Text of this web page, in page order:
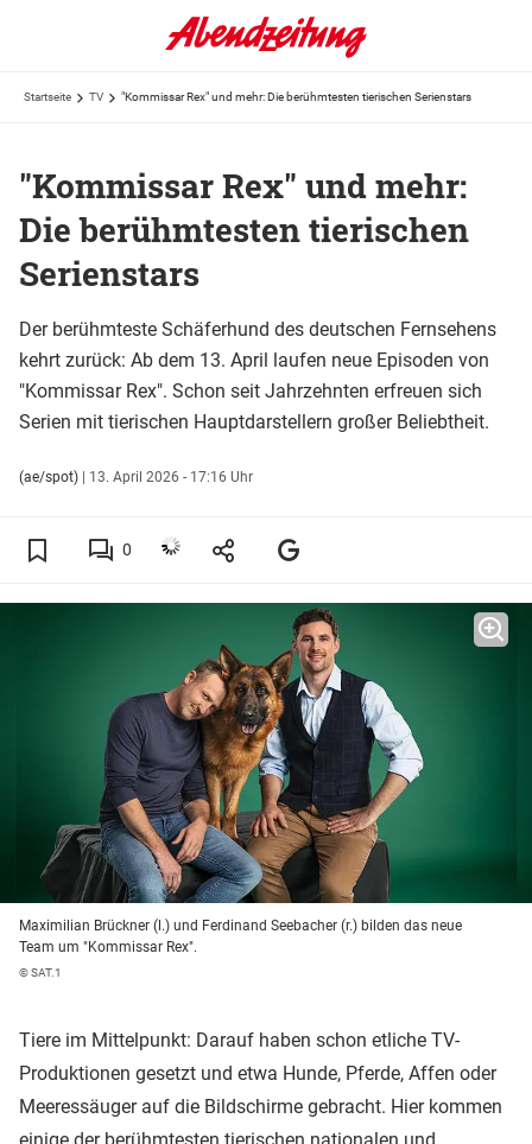
Startseite TV "Kommissar Rex" und mehr: Die berühmtesten tierischen Serienstars
"Kommissar Rex" und mehr:
Die berühmtesten tierischen
Serienstars
Der berühmteste Schäferhund des deutschen Fernsehens
kehrt zurück: Ab dem 13. April laufen neue Episoden von
"Kommissar Rex". Schon seit Jahrzehnten erfreuen sich
Serien mit tierischen Hauptdarstellern großer Beliebtheit.
(ae/spot) | 13. April 2026 - 17:16 Uhr
0
Maximilian Brückner (l.) und Ferdinand Seebacher (r.) bilden das neue
Team um "Kommissar Rex".
© SAT.1
Tiere im Mittelpunkt: Darauf haben schon etliche TV-
Produktionen gesetzt und etwa Hunde, Pferde, Affen oder
Meeressäuger auf die Bildschirme gebracht. Hier kommen